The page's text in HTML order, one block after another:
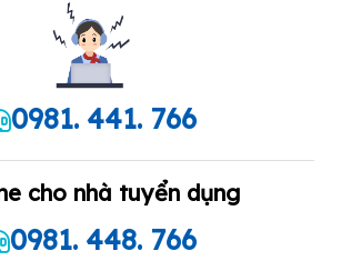
0981. 441. 766
cho nhà tuyển dụng
0981. 448. 766